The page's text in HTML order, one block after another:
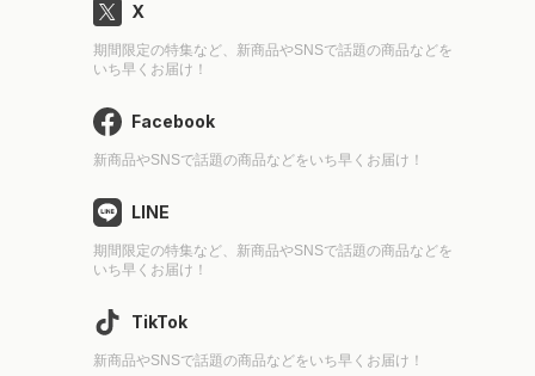
X
期間限定の特集など、新商品やSNSで話題の商品などを
いち早くお届け！
Facebook
新商品やSNSで話題の商品などをいち早くお届け！
LINE
期間限定の特集など、新商品やSNSで話題の商品などを
いち早くお届け！
TikTok
新商品やSNSで話題の商品などをいち早くお届け！